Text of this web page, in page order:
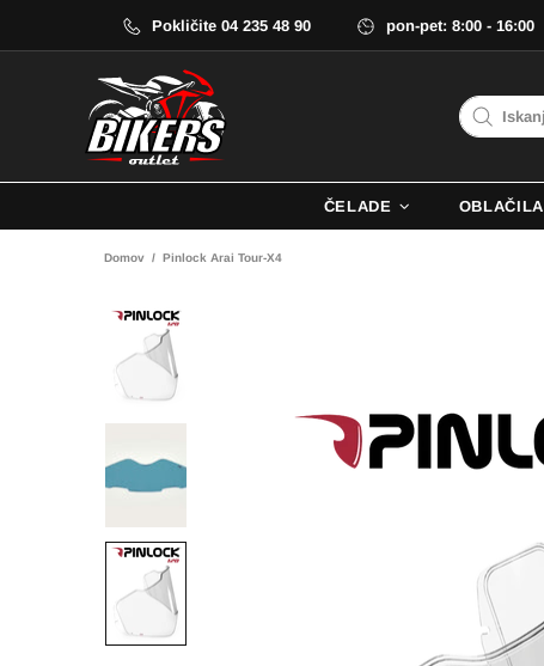
Pokličite 04 235 48 90 pon-pet: 8:00 - 16:00
ČELADE OBLAČILA
Domov Pinlock Arai Tour-X4